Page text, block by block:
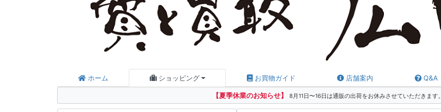
ホーム ショッピング お買物ガイド 店舗案内 Q&A
【夏季休業のお知らせ】 8月11日〜16日は通販の出荷をお休みさせていただきます。